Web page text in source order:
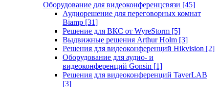
Оборудование для видеоконференцсвязи [45]
Аудиорешение для переговорных комнат
Biamp [31]
Решение для ВКС от WyreStorm [5]
Выдвижные решения Arthur Holm [3]
Решения для видеоконференций Hikvision [2]
Оборудование для аудио- и
видеоконференций Gonsin [1]
Решения для видеоконференций TaverLAB
[3]